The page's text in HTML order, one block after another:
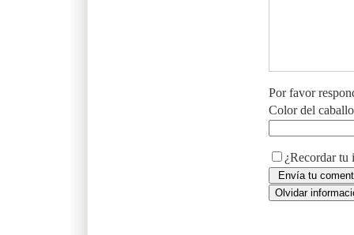
Por favor
Color del
¿Recordar tu